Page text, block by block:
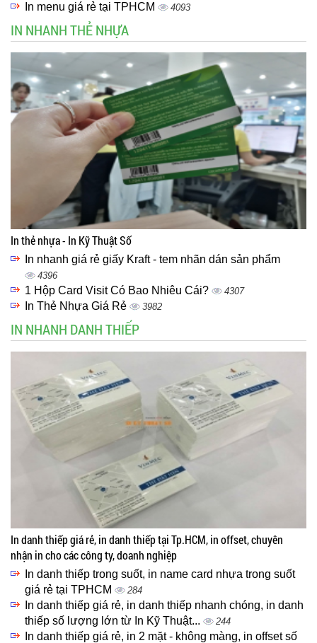
In menu giá rẻ tại TPHCM 4093
IN NHANH THẺ NHỰA
In thẻ nhựa - In Kỹ Thuật Số
In nhanh giá rẻ giấy Kraft - tem nhãn dán sản phẩm
4396
1 Hộp Card Visit Có Bao Nhiêu Cái? 4307
In Thẻ Nhựa Giá Rẻ 3982
IN NHANH DANH THIẾP
In danh thiếp giá rẻ, in danh thiếp tại Tp.HCM, in offset, chuyên
nhận in cho các công ty, doanh nghiệp
In danh thiếp trong suốt, in name card nhựa trong suốt
giá rẻ tại TPHCM
284
In danh thiếp giá rẻ, in danh thiếp nhanh chóng, in danh
thiếp số lượng lớn từ In Kỹ Thuật...
244
In danh thiếp giá rẻ, in 2 mặt - không màng, in offset số